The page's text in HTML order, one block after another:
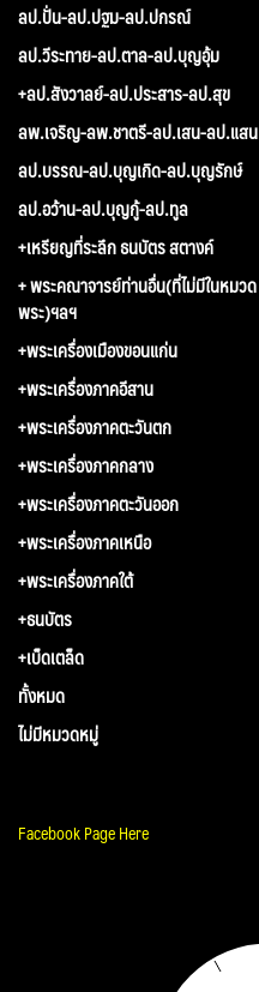
ลป.ปั่น-ลป.ปฐม-ลป.ปกรณ์
ลป.วีระทาย-ลป.ตาล-ลป.บุญอุ้ม
+ลป.สังวาลย์-ลป.ประสาร-ลป.สุข
ลพ.เจริญ-ลพ.ชาตรี-ลป.เสน-ลป.แสน
ลป.บรรณ-ลป.บุญเกิด-ลป.บุญรักษ์
ลป.อว้าน-ลป.บุญกู้-ลป.ทูล
+เหรียญที่ระลึก ธนบัตร สตางค์
+ พระคณาจารย์ท่านอื่น(ที่ไม่มีในหมวด
พระ)ฯลฯ
+พระเครื่องเมืองขอนแก่น
+พระเครื่องภาคอีสาน
+พระเครื่องภาคตะวันตก
+พระเครื่องภาคกลาง
+พระเครื่องภาคตะวันออก
+พระเครื่องภาคเหนือ
+พระเครื่องภาคใต้
+ธนบัตร
+เบ็ดเตล็ด
ทั้งหมด
ไม่มีหมวดหมู่
Facebook Page Here